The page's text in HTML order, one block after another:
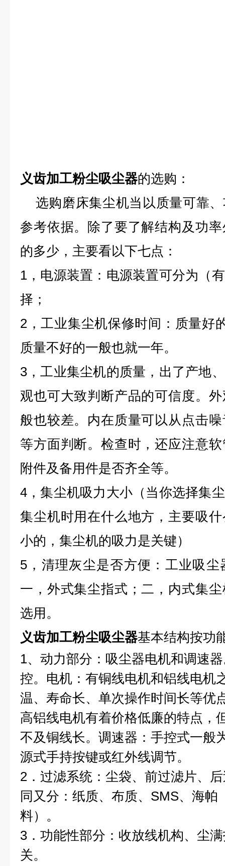
义齿加工粉尘吸尘器的选购：
选购磨床集尘机当以质量可靠
参考依据。除了要了解结构及功
的多少，主要看以下七点：
1，电源装置：电源装置可分为（
择；
2，工业集尘机保修时间：质量好
质量不好的一般也就一年。
3，工业集尘机的质量，出了产地
观也可大致判断产品的可信度。
般也较差。内在质量可以从点击
等方面判断。检查时，还应注意
附件及备用件是否齐全等。
4，集尘机吸力大小（当你选择集
集尘机时用在什么地方，主要吸
小的，集尘机的吸力是关键）
5，清理灰尘是否方便：工业吸
一，外式集尘指式；二，内式集
选用。
义齿加工粉尘吸尘器基本结构按功
1、动力部分：吸尘器电机和调速
控。电机：有铜线电机和铝线电机
温、寿命长、单次操作时间长等优
高铝线电机有着价格低廉的特点，
不及铜线长。调速器：手控式一般
源式手持按键或红外线调节。
2．过滤系统：尘袋、前过滤片、
同又分：纸质、布质、SMS、海帕
料）。
3．功能性部分：收放线机构、尘
关。